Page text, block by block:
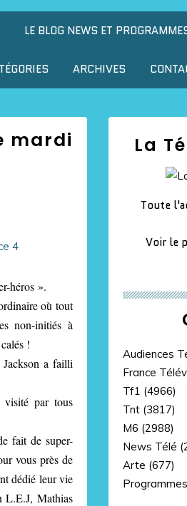
LE BLOG NEWS ET
ARCHIVES
mardi
héros ».
où tout
non-initiés à
!
a failli
visité par tous
fait de super-
vous près de
dédié leur vie
L.E.J, Mathias
Audiences
France
Tf1 (4966)
Tnt (3817)
M6 (2988)
News Télé
Arte (677)
La
Toute
Voir le